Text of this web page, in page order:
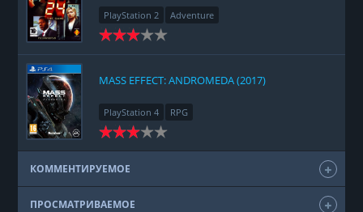
PlayStation 2 Adventure
MASS EFFECT: ANDROMEDA (2017)
PlayStation 4 RPG
КОММЕНТИРУЕМОЕ
ПРОСМАТРИВАЕМОЕ